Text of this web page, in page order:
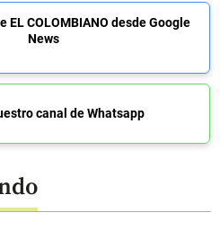
EL COLOMBIANO desde Google
News
canal de Whatsapp